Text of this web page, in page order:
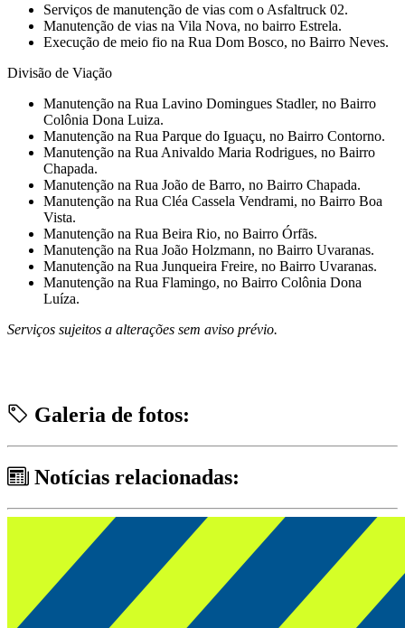
Serviços de manutenção de vias com o Asfaltruck 02.
⁠Manutenção de vias na Vila Nova, no bairro Estrela.
⁠Execução de meio fio na Rua Dom Bosco, no Bairro Neves.
Divisão de Viação
Manutenção na Rua Lavino Domingues Stadler, no Bairro
Colônia Dona Luiza.
Manutenção na Rua Parque do Iguaçu, no Bairro Contorno.
Manutenção na Rua Anivaldo Maria Rodrigues, no Bairro
Chapada.
Manutenção na Rua João de Barro, no Bairro Chapada.
⁠Manutenção na Rua Cléa Cassela Vendrami, no Bairro Boa
Vista.
Manutenção na Rua Beira Rio, no Bairro Órfãs.
Manutenção na Rua João Holzmann, no Bairro Uvaranas.
⁠Manutenção na Rua Junqueira Freire, no Bairro Uvaranas.
Manutenção na Rua Flamingo, no Bairro Colônia Dona
Luíza.
Serviços sujeitos a alterações sem aviso prévio.
Galeria de fotos:
Notícias relacionadas: